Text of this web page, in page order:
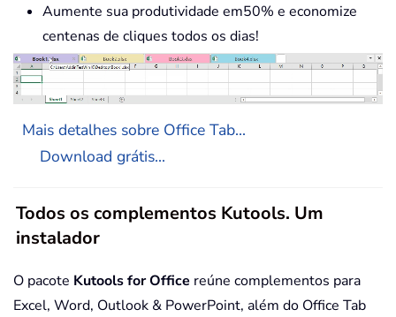
Aumente sua produtividade em50% e economize
centenas de cliques todos os dias!
Mais detalhes sobre Office Tab...
Download grátis...
Todos os complementos Kutools. Um
instalador
O pacote Kutools for Office reúne complementos para
Excel, Word, Outlook & PowerPoint, além do Office Tab